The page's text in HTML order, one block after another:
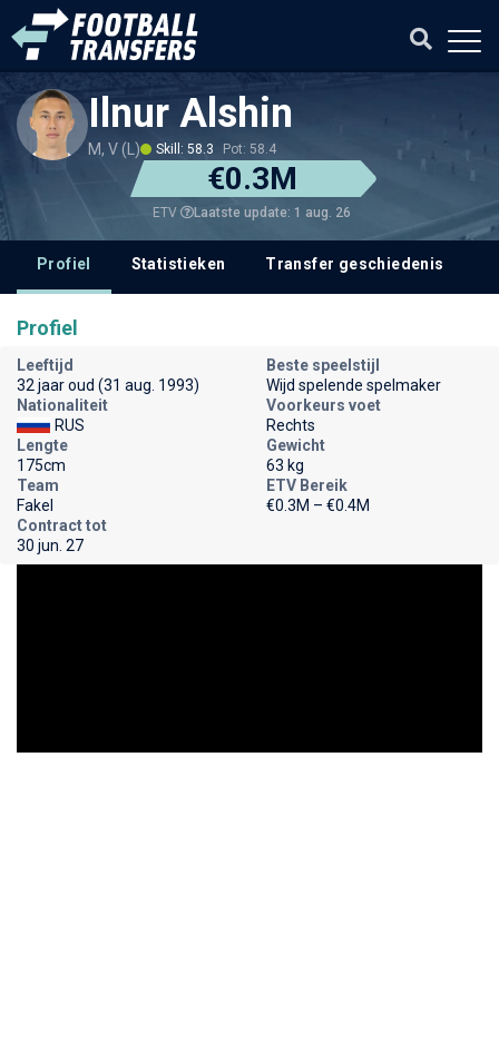
Ilnur Alshin
M, V (L) Skill: 58.3 Pot: 58.4
€0.3M
ETV Laatste update: 1 aug. 26
Profiel Statistieken Transfer geschiedenis
Profiel
Leeftijd
32 jaar oud (31 aug. 1993)
Beste speelstijl
Wijd spelende spelmaker
Nationaliteit
RUS
Voorkeurs voet
Rechts
Lengte
175cm
Gewicht
63 kg
Team
Fakel
ETV Bereik
€0.3M – €0.4M
Contract tot
30 jun. 27